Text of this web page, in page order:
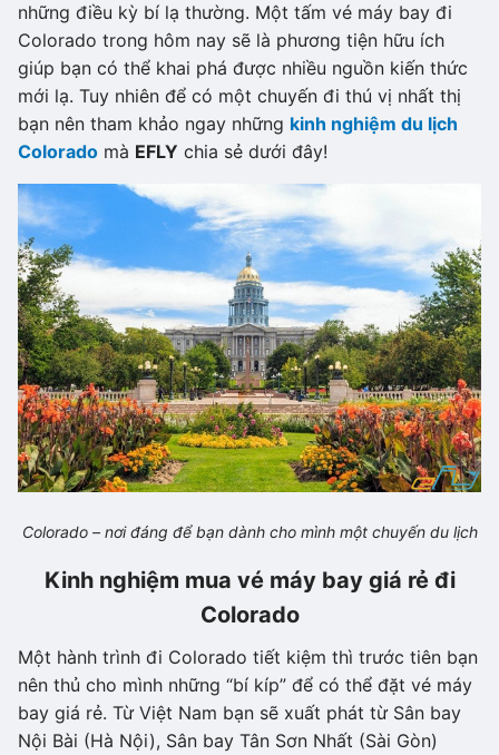
những điều kỳ bí lạ thường. Một tấm vé máy bay đi
Colorado trong hôm nay sẽ là phương tiện hữu ích
giúp bạn có thể khai phá được nhiều nguồn kiến thức
mới lạ. Tuy nhiên để có một chuyến đi thú vị nhất thị
bạn nên tham khảo ngay những kinh nghiệm du lịch
Colorado mà EFLY chia sẻ dưới đây!
Colorado – nơi đáng để bạn dành cho mình một chuyến du lịch
Kinh nghiệm mua vé máy bay giá rẻ đi
Colorado
Một hành trình đi Colorado tiết kiệm thì trước tiên bạn
nên thủ cho mình những “bí kíp” để có thể đặt vé máy
bay giá rẻ. Từ Việt Nam bạn sẽ xuất phát từ Sân bay
Nội Bài (Hà Nội), Sân bay Tân Sơn Nhất (Sài Gòn)